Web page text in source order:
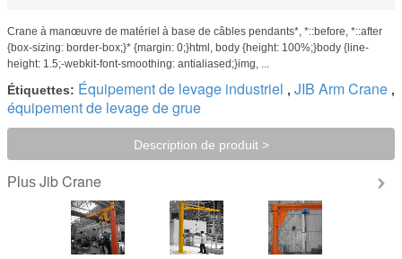
Crane à manœuvre de matériel à base de câbles pendants*, *::before, *::after
{box-sizing: border-box;}* {margin: 0;}html, body {height: 100%;}body {line-
height: 1.5;-webkit-font-smoothing: antialiased;}img, ...
Étiquettes: Équipement de levage industriel , JIB Arm Crane ,
équipement de levage de grue
Description de produit >
Plus Jib Crane